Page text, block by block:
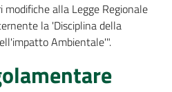
alla Legge Regionale
la 'Disciplina della
Ambientale'".